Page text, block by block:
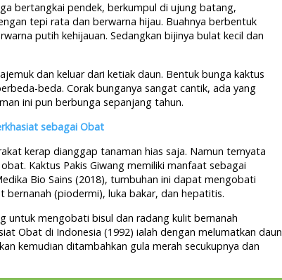
bertangkai pendek, berkumpul di ujung batang,
tepi rata dan berwarna hijau. Buahnya berbentuk
putih kehijauan. Sedangkan bijinya bulat kecil dan
dan keluar dari ketiak daun. Bentuk bunga kaktus
beda. Corak bunganya sangat cantik, ada yang
ini pun berbunga sepanjang tahun.
sebagai Obat
kerap dianggap tanaman hias saja. Namun ternyata
Kaktus Pakis Giwang memiliki manfaat sebagai
Bio Sains (2018), tumbuhan ini dapat mengobati
bernanah (piodermi), luka bakar, dan hepatitis.
untuk mengobati bisul dan radang kulit bernanah
Obat di Indonesia (1992) ialah dengan melumatkan daun
kemudian ditambahkan gula merah secukupnya dan